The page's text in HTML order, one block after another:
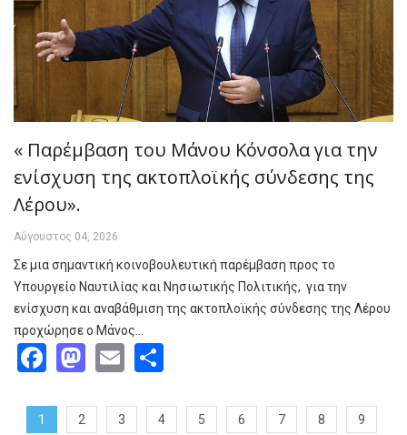
« Παρέμβαση του Μάνου Κόνσολα για την
ενίσχυση της ακτοπλοϊκής σύνδεσης της
Λέρου».
Αύγουστος 04, 2026
Σε μια σημαντική κοινοβουλευτική παρέμβαση προς το
Υπουργείο Ναυτιλίας και Νησιωτικής Πολιτικής, για την
ενίσχυση και αναβάθμιση της ακτοπλοϊκής σύνδεσης της Λέρου
προχώρησε ο Μάνος…
Facebook
Mastodon
Email
1 2 3 4 5 6 7 8 9